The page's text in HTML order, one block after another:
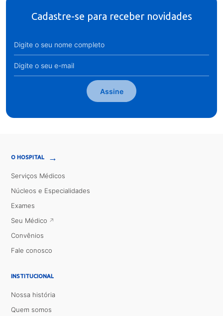
Cadastre-se para receber novidades
Assine
O HOSPITAL →
Serviços Médicos
Núcleos e Especialidades
Exames
Seu Médico
Convênios
Fale conosco
INSTITUCIONAL
Nossa história
Quem somos